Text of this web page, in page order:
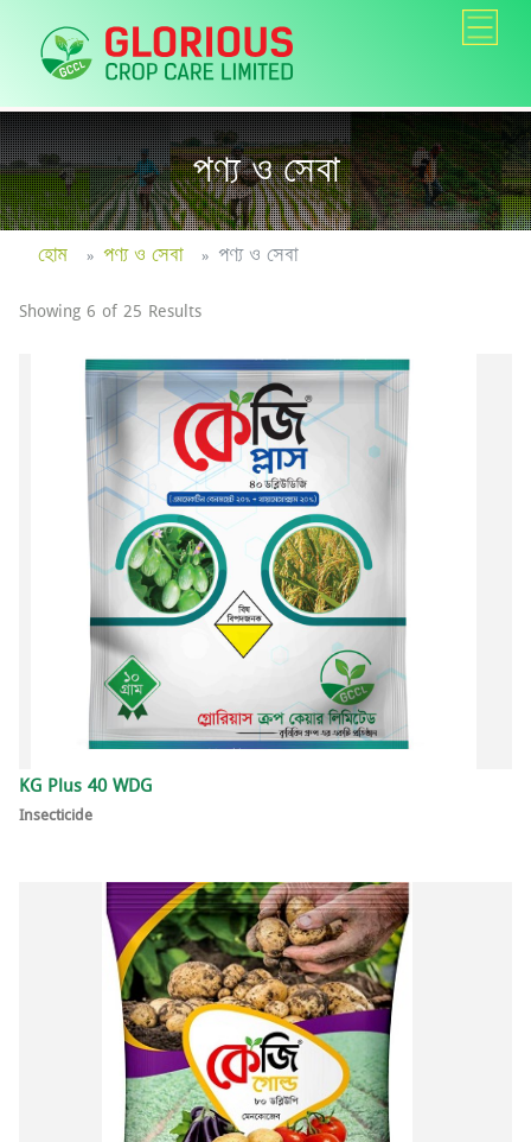
পণ্য ও সেবা
হোম পণ্য ও সেবা পণ্য ও সেবা
Showing 6 of 25 Results
KG Plus 40 WDG
Insecticide